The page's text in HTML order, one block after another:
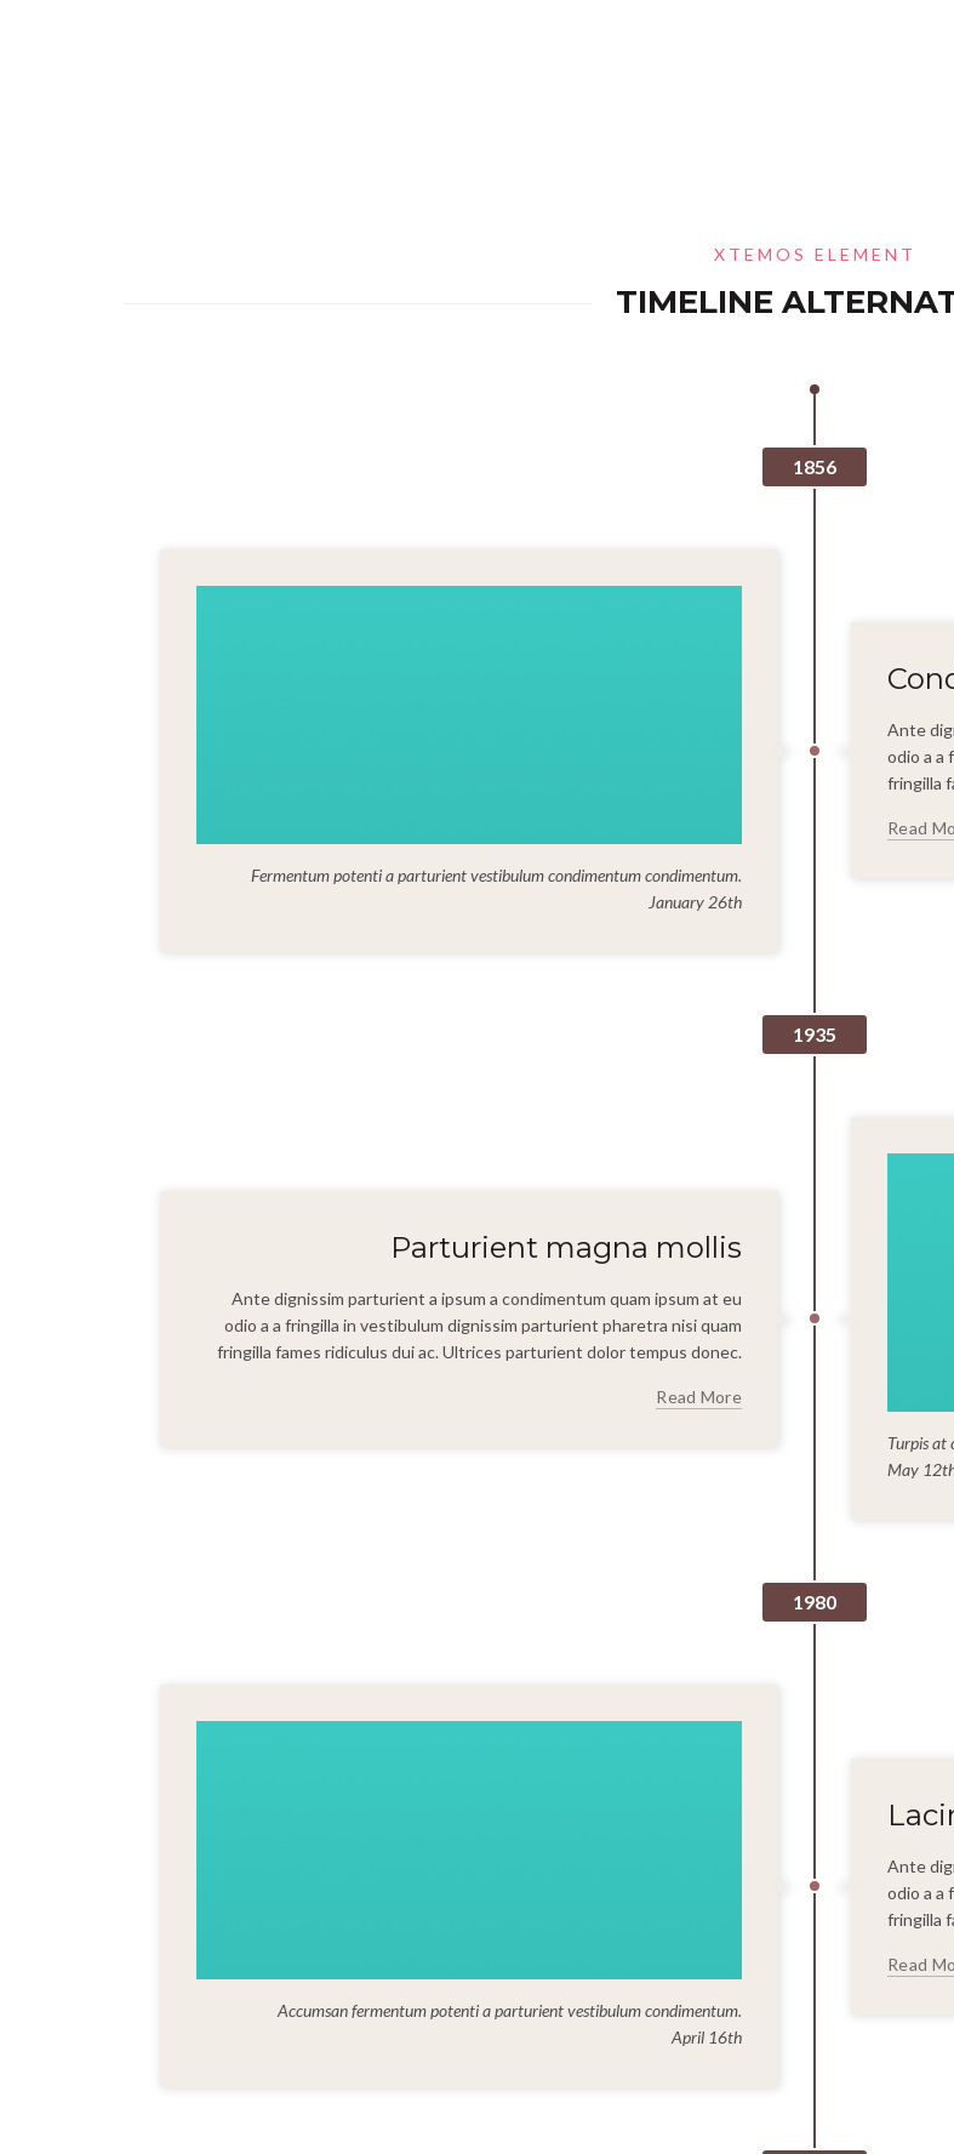
XTEMOS ELEMENT
TIMELINE
1856
Ante
odio a a
fringilla
Read
Fermentum potenti a parturient vestibulum condimentum condimentum.
January 26th
1935
Parturient magna mollis
Ante dignissim parturient a ipsum a condimentum quam ipsum at eu
odio a a fringilla in vestibulum dignissim parturient pharetra nisi quam
fringilla fames ridiculus dui ac. Ultrices parturient dolor tempus donec.
Read More
Turpis at
May
1980
Ante
odio a a
fringilla
Read
Accumsan fermentum potenti a parturient vestibulum condimentum.
April 16th